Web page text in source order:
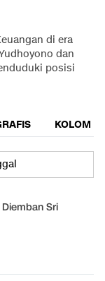
di era
dan
posisi
KOLOM
Sri